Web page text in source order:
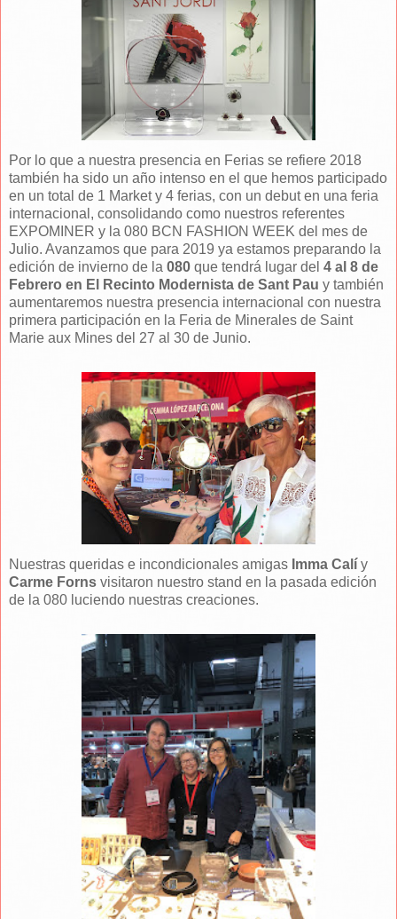
Por lo que a nuestra presencia en Ferias se refiere 2018
también ha sido un año intenso en el que hemos participado
en un total de 1 Market y 4 ferias, con un debut en una feria
internacional, consolidando como nuestros referentes
EXPOMINER y la 080 BCN FASHION WEEK del mes de
Julio. Avanzamos que para 2019 ya estamos preparando la
edición de invierno de la 080 que tendrá lugar del 4 al 8 de
Febrero en El Recinto Modernista de Sant Pau y también
aumentaremos nuestra presencia internacional con nuestra
primera participación en la Feria de Minerales de Saint
Marie aux Mines del 27 al 30 de Junio.
Nuestras queridas e incondicionales amigas Imma Calí y
Carme Forns visitaron nuestro stand en la pasada edición
de la 080 luciendo nuestras creaciones.